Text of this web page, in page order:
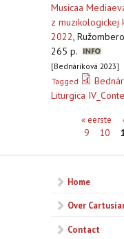
Musicaa
z muzikologickej
2022,
265 p.
[Bednáriková 2023]
Tagged
Liturgica
Pagina's« eerste
9
10
Home
Over
Contact